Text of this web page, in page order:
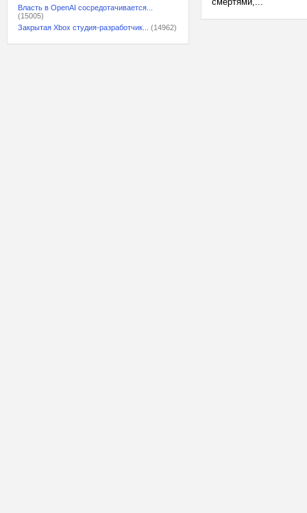
Власть в OpenAI сосредотачивается...
(15005)
Закрытая Xbox студия-разработчик...
(14962)